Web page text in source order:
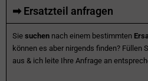
➡ Ersatzteil anfragen
Sie suchen nach einem bestimmten
können es aber nirgends finden? Füllen
aus & ich leite Ihre Anfrage an